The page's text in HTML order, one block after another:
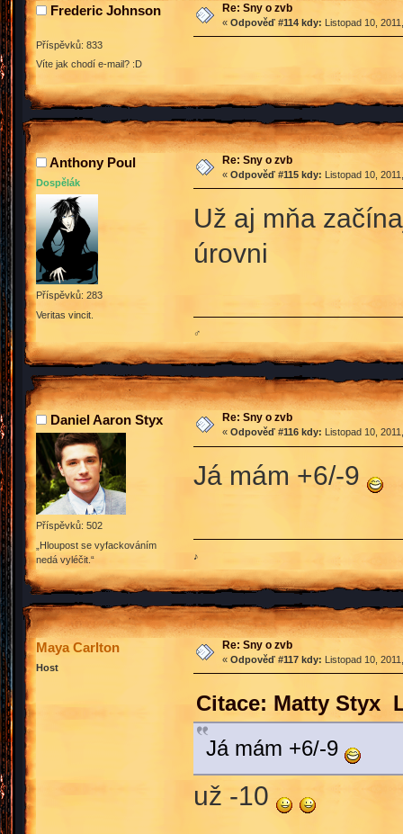
Frederic Johnson
Příspěvků: 833
Víte jak chodí e-mail? :D
Re: Sny o zvb
« Odpověď #114 kdy: Listopad 10,
Anthony Poul
Dospělák
Příspěvků: 283
Veritas vincit.
Re: Sny o zvb
« Odpověď #115 kdy: Listopad 10,
Už aj mňa
úrovni
♂
Daniel Aaron Styx
Příspěvků: 502
„Hloupost se vyfackováním
nedá vyléčit.“
Re: Sny o zvb
« Odpověď #116 kdy: Listopad 10,
Já mám +6/-9
♪
Maya Carlton
Host
Re: Sny o zvb
« Odpověď #117 kdy: Listopad 10,
Citace: Matty Styx
Já mám +6/-9
už -10